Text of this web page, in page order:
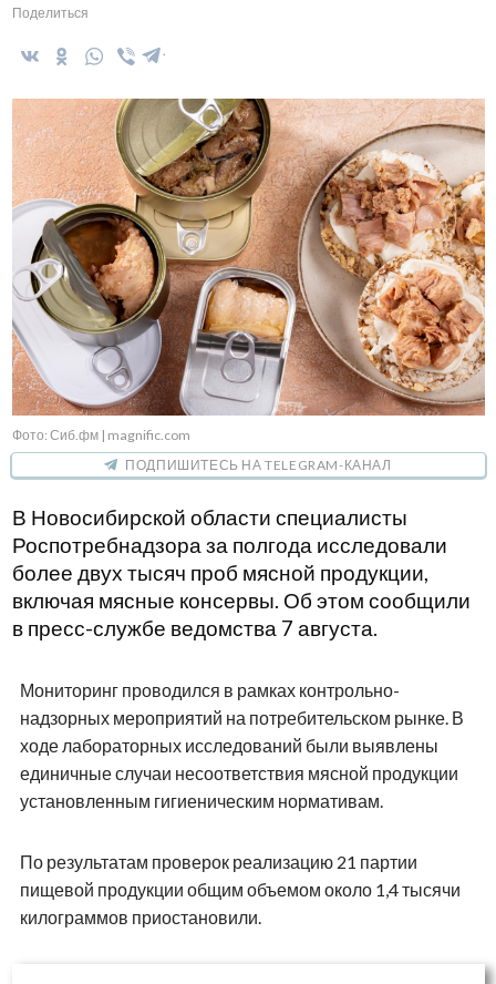
Поделиться
Фото: Сиб.фм | magnific.com
ПОДПИШИТЕСЬ НА TELEGRAM-КАНАЛ
В Новосибирской области специалисты
Роспотребнадзора за полгода исследовали
более двух тысяч проб мясной продукции,
включая мясные консервы. Об этом сообщили
в пресс-службе ведомства 7 августа.
Мониторинг проводился в рамках контрольно-
надзорных мероприятий на потребительском рынке. В
ходе лабораторных исследований были выявлены
единичные случаи несоответствия мясной продукции
установленным гигиеническим нормативам.
По результатам проверок реализацию 21 партии
пищевой продукции общим объемом около 1,4 тысячи
килограммов приостановили.